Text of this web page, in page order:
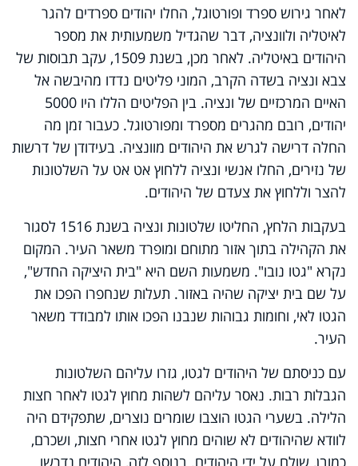
לאחר גירוש ספרד ופורטוגל, החלו יהודים ספרדים להגר
לאיטליה ולוונציה, דבר שהגדיל משמעותית את מספר
היהודים באיטליה. לאחר מכן, בשנת 1509, עקב תבוסות של
צבא ונציה בשדה הקרב, המוני פליטים נדדו מהיבשה אל
האיים המרכזיים של ונציה. בין הפליטים הללו היו 5000
יהודים, רובם מהגרים מספרד ומפורטוגל. כעבור זמן מה
החלה דרישה לגרש את היהודים מוונציה. בעידודן של דרשות
של נזירים, החלו אנשי ונציה ללחוץ אט אט על השלטונות
להצר וללחוץ את צעדם של היהודים.
בעקבות הלחץ, החליטו שלטונות ונציה בשנת 1516 לסגור
את הקהילה בתוך אזור מתוחם ומופרד משאר העיר. המקום
נקרא "גטו נובו". משמעות השם היא "בית היציקה החדש",
על שם בית יציקה שהיה באזור. תעלות שנחפרו הפכו את
הגטו לאי, וחומות גבוהות שנבנו הפכו אותו למבודד משאר
העיר.
עם כניסתם של היהודים לגטו, גזרו עליהם השלטונות
הגבלות רבות. נאסר עליהם לשהות מחוץ לגטו לאחר חצות
הלילה. בשערי הגטו הוצבו שומרים נוצרים, שתפקידם היה
לוודא שהיהודים לא שוהים מחוץ לגטו אחרי חצות, ושכרם,
כמובן, שולם על ידי היהודים. בנוסף לזה, היהודים נדרשו